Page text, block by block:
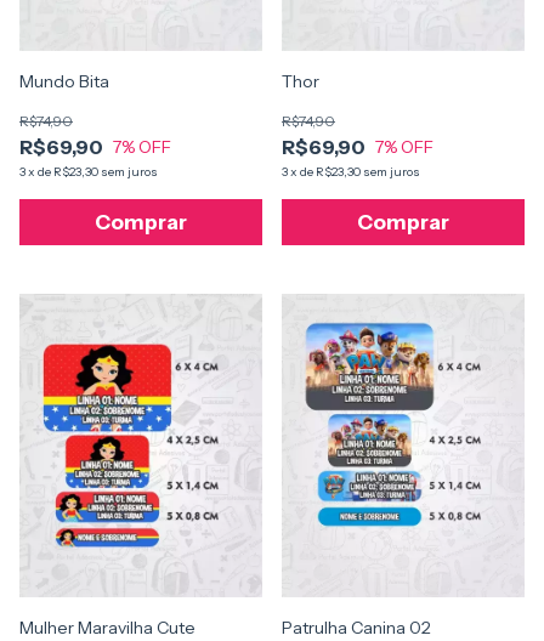
Mundo Bita
R$69,90
R$74,90
7% OFF
3x de R$23,30 sem juros
Comprar
Thor
R$69,90
R$74,90
7% OFF
3x de R$23,30 sem juros
Comprar
Mulher Maravilha Cute Patrulha Canina 02